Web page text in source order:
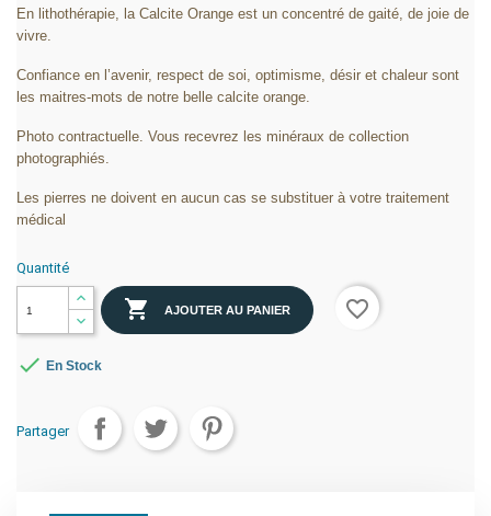
En lithothérapie, la Calcite Orange est un concentré de gaité, de joie de
vivre.
Confiance en l’avenir, respect de soi, optimisme, désir et chaleur sont
les maitres-mots de notre belle calcite orange.
Photo contractuelle. Vous recevrez les minéraux de collection
photographiés.
Les pierres ne doivent en aucun cas se substituer à votre traitement
médical
Quantité
 AJOUTER AU PANIER favorite_border
 En Stock
Partager